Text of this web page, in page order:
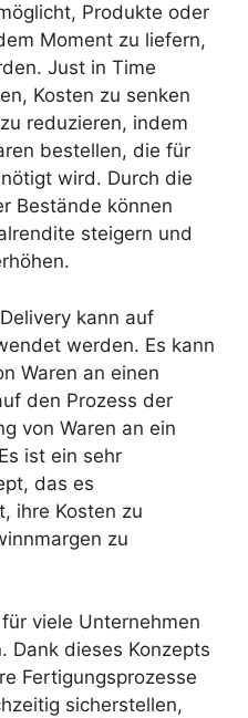
Produkte oder
Moment zu liefern,
Just in Time
Kosten zu senken
reduzieren, indem
bestellen, die für
wird. Durch die
Bestände können
steigern und
kann auf
werden. Es kann
Waren an einen
den Prozess der
von Waren an ein
ist ein sehr
das es
ihre Kosten zu
zu
viele Unternehmen
Dank dieses Konzepts
Fertigungsprozesse
sicherstellen,